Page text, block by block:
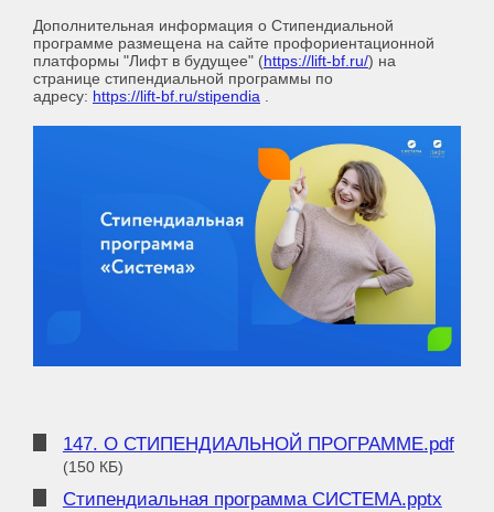
Дополнительная информация о Стипендиальной
программе размещена на сайте профориентационной
платформы "Лифт в будущее" (https://lift-bf.ru/) на
странице стипендиальной программы по
адресу: https://lift-bf.ru/stipendia
147. О СТИПЕНДИАЛЬНОЙ ПРОГРАММЕ.pdf
(150 КБ)
Стипендиальная программа СИСТЕМА.pptx